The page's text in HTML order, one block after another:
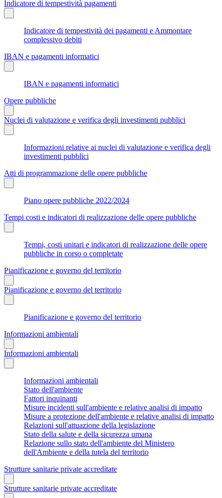
Indicatore di tempestività pagamenti
Indicatore di tempestività dei pagamenti e Ammontare
complessivo debiti
IBAN e pagamenti informatici
IBAN e pagamenti informatici
Opere pubbliche
Nuclei di valutazione e verifica degli investimenti pubblici
Informazioni relative ai nuclei di valutazione e verifica degli
investimenti pubblici
Atti di programmazione delle opere pubbliche
Piano opere pubbliche 2022/2024
Tempi costi e indicatori di realizzazione delle opere pubbliche
Tempi, costi unitari e indicatori di realizzazione delle opere
pubbliche in corso o completate
Pianificazione e governo del territorio
Pianificazione e governo del territorio
Pianificazione e governo del territorio
Informazioni ambientali
Informazioni ambientali
Informazioni ambientali
Stato dell'ambiente
Fattori inquinanti
Misure incidenti sull'ambiente e relative analisi di impatto
Misure a protezione dell'ambiente e relative analisi di impatto
Relazioni sull'attuazione della legislazione
Stato della salute e della sicurezza umana
Relazione sullo stato dell'ambiente del Ministero
dell'Ambiente e della tutela del territorio
Strutture sanitarie private accreditate
Strutture sanitarie private accreditate